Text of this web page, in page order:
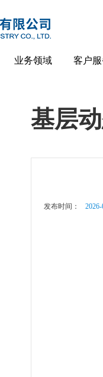
业务领域 客户
基层
发布时间：